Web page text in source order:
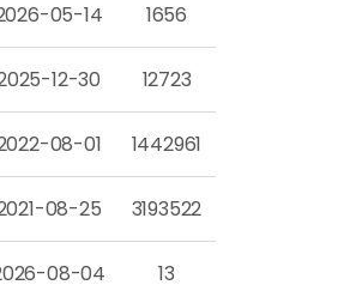
05-14 1656
12-30 12723
08-01 1442961
08-25 3193522
08-04 13